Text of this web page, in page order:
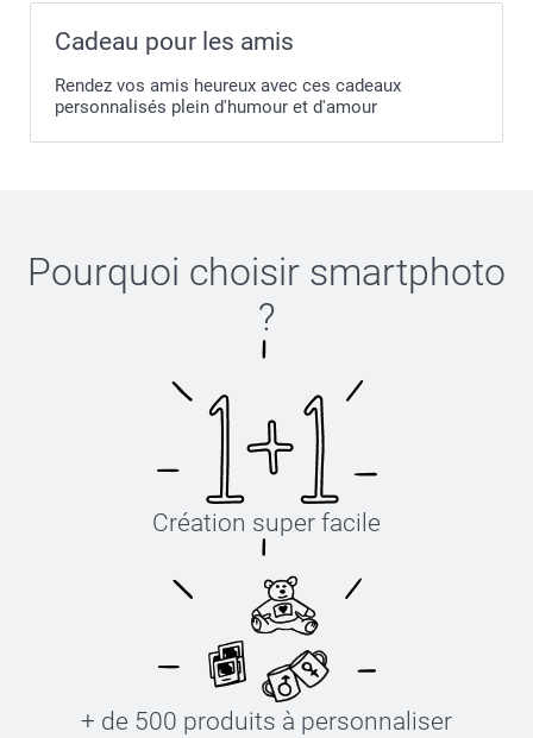
Cadeau pour les amis
Rendez vos amis heureux avec ces cadeaux
personnalisés plein d'humour et d'amour
Pourquoi choisir smartphoto
?
Création super facile
+ de 500 produits à personnaliser